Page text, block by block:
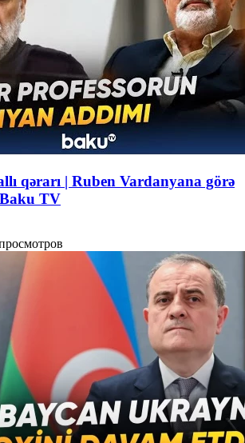
qərarı | Ruben Vardanyana görə
TV